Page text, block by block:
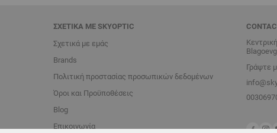
ΣΧΕΤΙΚΆ ΜΕ SKYOPTIC
Σχετικά με εμάς
Brands
Πολιτική προστασίας προσωπικών δεδομένων
Όροι και Προϋποθέσεις
Blog
Επικοινωνία
Γράψτε